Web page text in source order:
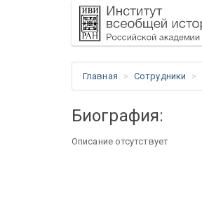
Главная Сотрудники
Биография:
Описание отсутствует